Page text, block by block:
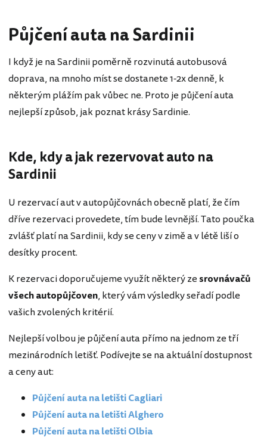
Půjčení auta na Sardinii
I když je na Sardinii poměrně rozvinutá autobusová
doprava, na mnoho míst se dostanete 1-2x denně, k
některým plážím pak vůbec ne. Proto je půjčení auta
nejlepší způsob, jak poznat krásy Sardinie.
Kde, kdy a jak rezervovat auto na
Sardinii
U rezervací aut v autopůjčovnách obecně platí, že čím
dříve rezervaci provedete, tím bude levnější. Tato poučka
zvlášť platí na Sardinii, kdy se ceny v zimě a v létě liší o
desítky procent.
K rezervaci doporučujeme využít některý zesrovnávačů
všech autopůjčoven, který vám výsledky seřadí podle
vašich zvolených kritérií.
Nejlepší volbou je půjčení auta přímo na jednom ze tří
mezinárodních letišť. Podívejte se na aktuální dostupnost
a ceny aut:
Půjčení auta na letišti Cagliari
Půjčení auta na letišti Alghero
Půjčení auta na letišti Olbia